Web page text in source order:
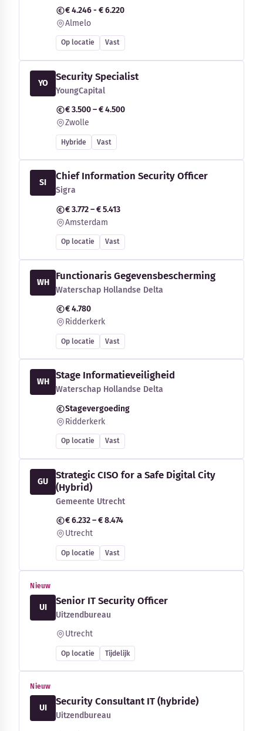
€ 4.246 - € 6.220
Almelo
Op locatie Vast
YO
Security Specialist
YoungCapital
€ 3.500 – € 4.500
Zwolle
Hybride Vast
SI
Chief Information Security Officer
Sigra
€ 3.772 – € 5.413
Amsterdam
Op locatie Vast
WH
Functionaris Gegevensbescherming
Waterschap Hollandse Delta
€ 4.780
Ridderkerk
Op locatie Vast
WH
Stage Informatieveiligheid
Waterschap Hollandse Delta
Stagevergoeding
Ridderkerk
Op locatie Vast
GU
Strategic CISO for a Safe Digital City
(Hybrid)
Gemeente Utrecht
€ 6.232 – € 8.474
Utrecht
Op locatie Vast
Nieuw
UI
Senior IT Security Officer
Uitzendbureau
Utrecht
Op locatie Tijdelijk
Nieuw
UI
Security Consultant IT (hybride)
Uitzendbureau